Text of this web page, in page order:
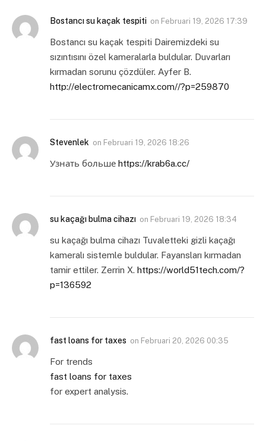
Bostancı su kaçak tespiti on Februari 19, 2026 17:39
Bostancı su kaçak tespiti Dairemizdeki su
sızıntısını özel kameralarla buldular. Duvarları
kırmadan sorunu çözdüler. Ayfer B.
http://electromecanicamx.com//?p=259870
Stevenlek on Februari 19, 2026 18:26
Узнать больше https://krab6a.cc/
su kaçağı bulma cihazı on Februari 19, 2026 18:34
su kaçağı bulma cihazı Tuvaletteki gizli kaçağı
kameralı sistemle buldular. Fayansları kırmadan
tamir ettiler. Zerrin X. https://world51tech.com/?
p=136592
fast loans for taxes on Februari 20, 2026 00:35
For trends
fast loans for taxes
for expert analysis.